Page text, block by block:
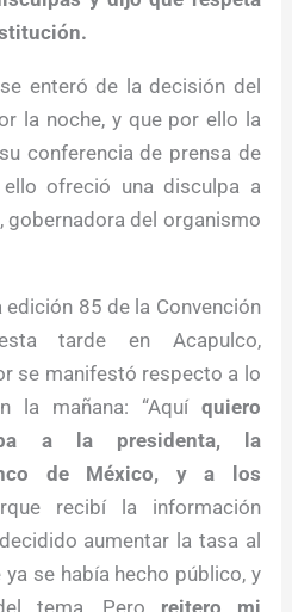
enteró de la decisión del
la noche, y que por ello la
conferencia de prensa de
ofreció una disculpa a
gobernadora del organismo
edición 85 de la Convención
tarde en Acapulco,
se manifestó respecto a lo
la mañana: “Aquí quiero
a la presidenta, la
de México, y a los
recibí la información
aumentar la tasa al
se había hecho público, y